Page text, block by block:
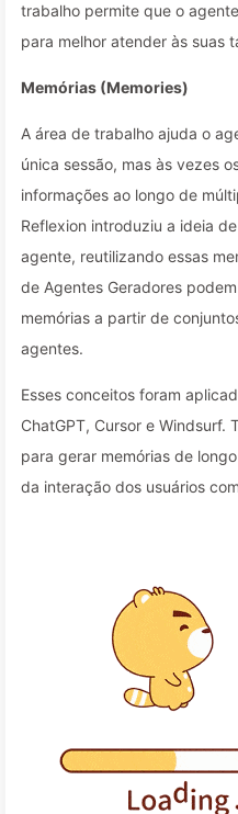
trabalho permite que o
para melhor atender às suas
Memórias (Memories)
A área de trabalho ajuda o
única sessão, mas às vezes
informações ao longo de
Reflexion introduziu a ideia
agente, reutilizando essas
de Agentes Geradores
memórias a partir de
agentes.
Esses conceitos foram
ChatGPT, Cursor e Windsurf.
para gerar memórias de
da interação dos usuários